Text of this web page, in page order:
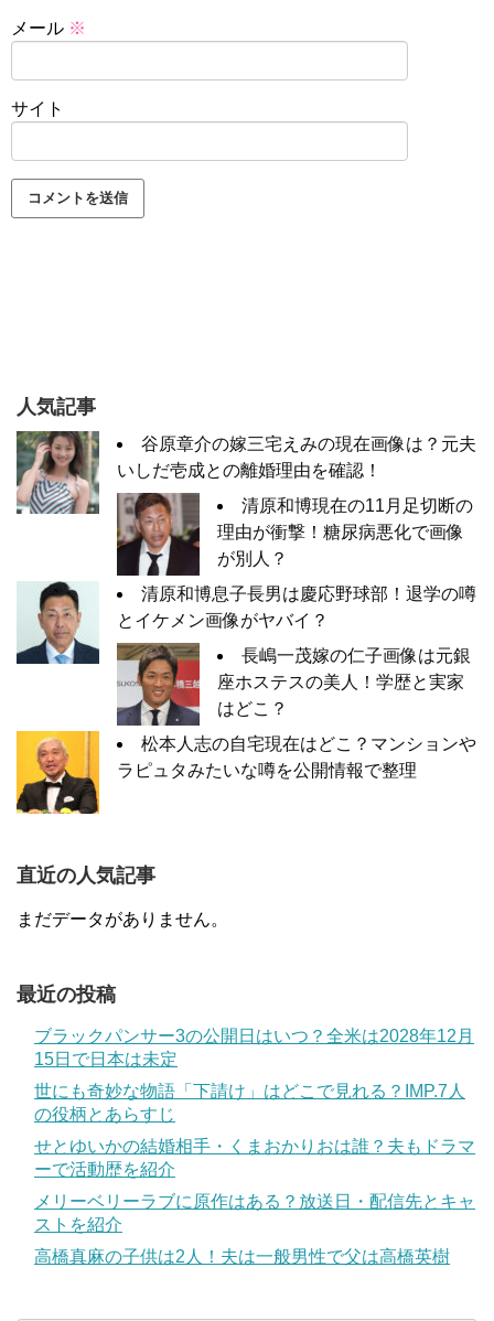
メール ※
サイト
人気記事
谷原章介の嫁三宅えみの現在画像は？元夫
いしだ壱成との離婚理由を確認！
清原和博現在の11月足切断の
理由が衝撃！糖尿病悪化で画像
が別人？
清原和博息子長男は慶応野球部！退学の噂
とイケメン画像がヤバイ？
長嶋一茂嫁の仁子画像は元銀
座ホステスの美人！学歴と実家
はどこ？
松本人志の自宅現在はどこ？マンションや
ラピュタみたいな噂を公開情報で整理
直近の人気記事
まだデータがありません。
最近の投稿
ブラックパンサー3の公開日はいつ？全米は2028年12月
15日で日本は未定
世にも奇妙な物語「下請け」はどこで見れる？IMP.7人
の役柄とあらすじ
せとゆいかの結婚相手・くまおかりおは誰？夫もドラマ
ーで活動歴を紹介
メリーベリーラブに原作はある？放送日・配信先とキャ
ストを紹介
高橋真麻の子供は2人！夫は一般男性で父は高橋英樹